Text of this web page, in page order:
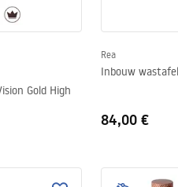
Gold High
Rea
Inbouw
84,00 €